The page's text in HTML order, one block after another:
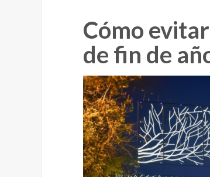
Cómo
de fin de